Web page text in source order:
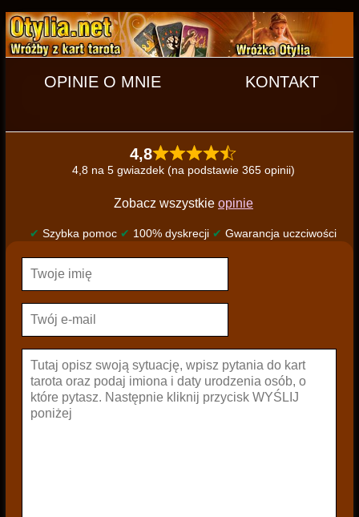
OPINIE O MNIE KONTAKT
4,8
4,8 na 5 gwiazdek (na podstawie 365 opinii)
Zobacz wszystkie opinie
✔ Szybka pomoc ✔ 100% dyskrecji ✔ Gwarancja uczciwości